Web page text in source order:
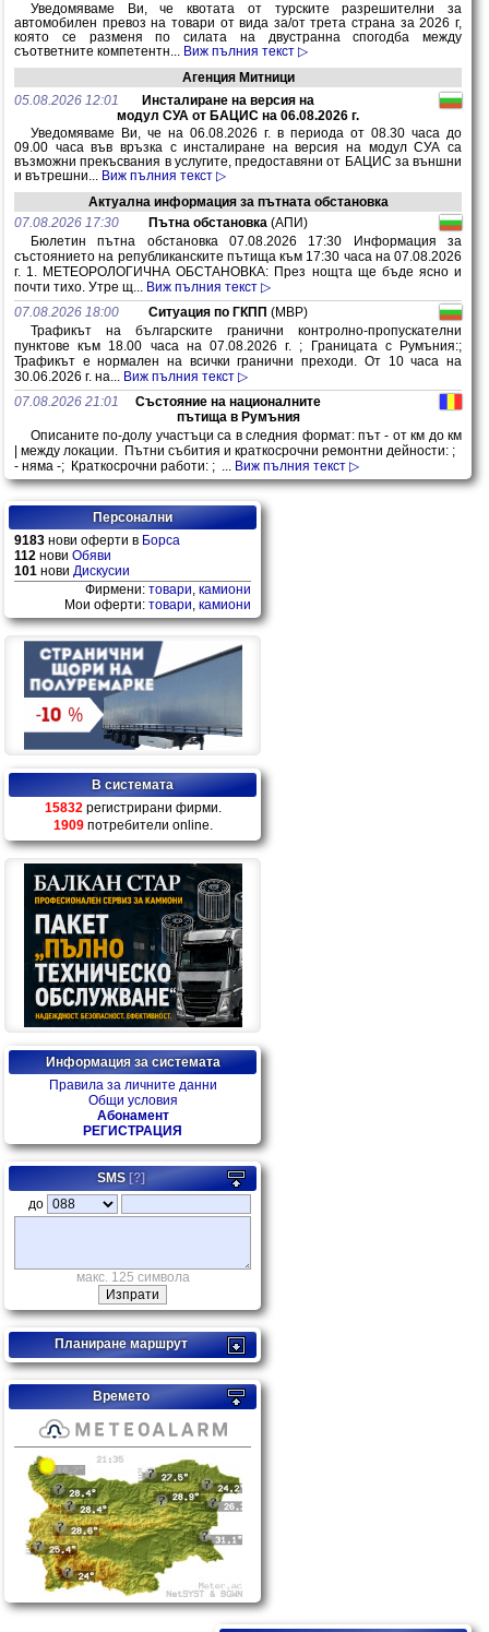
Уведомяваме Ви, че квотата от турските разрешителни за
автомобилен превоз на товари от вида за/от трета страна за 2026 г,
която се разменя по силата на двустранна спогодба между
съответните компетентн... Виж пълния текст ▷
Агенция Митници
05.08.2026 12:01
Инсталиране на версия на
модул СУА от БАЦИС на 06.08.2026 г.
Уведомяваме Ви, че на 06.08.2026 г. в периода от 08.30 часа до
09.00 часа във връзка с инсталиране на версия на модул СУА са
възможни прекъсвания в услугите, предоставяни от БАЦИС за външни
и вътрешни... Виж пълния текст ▷
Актуална информация за пътната обстановка
07.08.2026 17:30
Пътна обстановка(АПИ)
Бюлетин пътна обстановка 07.08.2026 17:30 Информация за
състоянието на републиканските пътища към 17:30 часа на 07.08.2026
г. 1. МЕТЕОРОЛОГИЧНА ОБСТАНОВКА: През нощта ще бъде ясно и
почти тихо. Утре щ... Виж пълния текст ▷
07.08.2026 18:00
Ситуация по ГКПП (МВР)
Трафикът на българските гранични контролно-пропускателни
пунктове към 18.00 часа на 07.08.2026 г. ; Границата с Румъния:;
Трафикът е нормален на всички гранични преходи. От 10 часа на
30.06.2026 г. на... Виж пълния текст ▷
07.08.2026 21:01
Състояние на националните
пътища в Румъния
Описаните по-долу участъци са в следния формат: път - от км до км
| между локации. Пътни събития и краткосрочни ремонтни дейности: ;
- няма -; Краткосрочни работи: ; ... Виж пълния текст ▷
Персонални
9183 нови оферти в Борса
112 нови Обяви
101 нови Дискусии
Фирмени: товари, камиони
Мои оферти: товари, камиони
В системата
15832регистрирани фирми.
1909потребители online.
Информация за системата
Правила за личните данни
Общи условия
Абонамент
РЕГИСТРАЦИЯ
SMS [?]
дo
макс. 125 символа
Планиране маршрут
Времето